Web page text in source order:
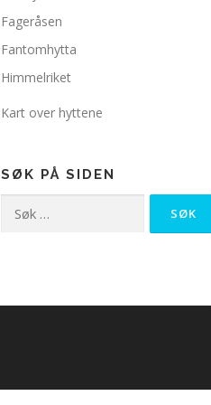
Fageråsen
Fantomhytta
Himmelriket
Kart over hyttene
SØK PÅ SIDEN
etter: